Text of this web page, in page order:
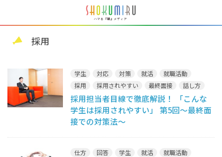
採用
学生 対応 対策 就活
就職活動
採用
採用されやすい 最終面接
話し方
面接
採用担当者目線で徹底解説！ 「こんな
学生は採用されやすい」 第5回～最終面
接での対策法～
仕方 回答 学生 就活
就職活動